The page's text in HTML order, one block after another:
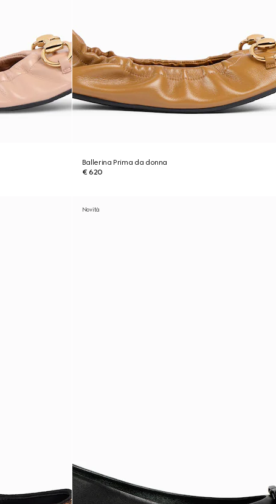
Ballerina Prima da donna
€ 620
Novità